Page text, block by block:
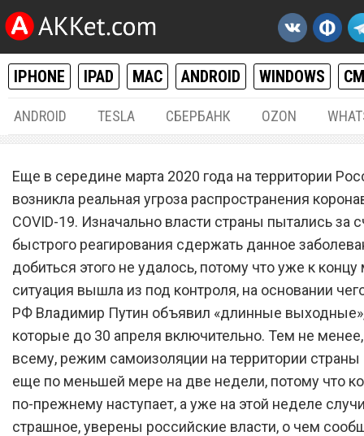
IPHONE IPAD MAC ANDROID WINDOWS
ANDROID TESLA СБЕРБАНК OZON
Коронавирус наступает:
неделе в России случится
страшное
Еще в середине марта 2020 года на территории
возникла реальная угроза распространения
COVID-19. Изначально власти страны пытались за
быстрого реагирования сдержать данное
добиться этого не удалось, потому что уже к
ситуация вышла из под контроля, на основании
РФ Владимир Путин объявил «длинные
которые до 30 апреля включительно. Тем не
всему, режим самоизоляции на территории страны
еще по меньшей мере на две недели, потому что
по-прежнему наступает, а уже на этой неделе
страшное, уверены российские власти, о чем